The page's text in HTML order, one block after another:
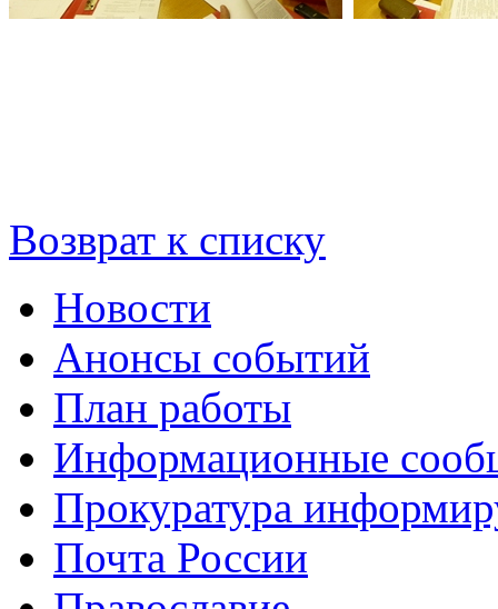
Возврат к списку
Новости
Анонсы событий
План работы
Информационные
Прокуратура
Почта России